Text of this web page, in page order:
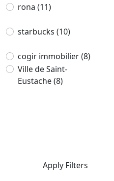
rona (11)
starbucks (10)
cogir immobilier(8)
Ville de Saint-
Eustache(8)
Apply Filters